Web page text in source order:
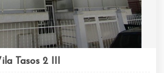
Tasos 2 III